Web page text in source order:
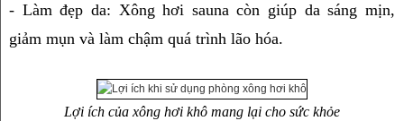
- Làm đẹp da: Xông hơi sauna còn giúp da sáng mịn,
giảm mụn và làm chậm quá trình lão hóa.
Lợi ích của xông hơi khô mang lại cho sức khỏe